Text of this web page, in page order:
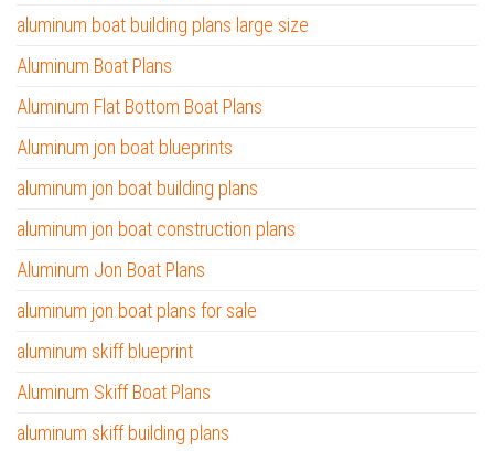
aluminum boat building plans large size
Aluminum Boat Plans
Aluminum Flat Bottom Boat Plans
Aluminum jon boat blueprints
aluminum jon boat building plans
aluminum jon boat construction plans
Aluminum Jon Boat Plans
aluminum jon boat plans for sale
aluminum skiff blueprint
Aluminum Skiff Boat Plans
aluminum skiff building plans